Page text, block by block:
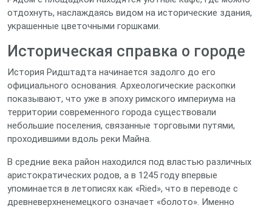
отдохнуть, наслаждаясь видом на исторические здания,
украшенные цветочными горшками.
Историческая справка о городе
История Ридштадта начинается задолго до его
официального основания. Археологические раскопки
показывают, что уже в эпоху римского империума на
территории современного города существовали
небольшие поселения, связанные торговыми путями,
проходившими вдоль реки Майна.
В средние века район находился под властью различных
аристократических родов, а в 1245 году впервые
упоминается в летописях как «Ried», что в переводе с
древневерхненемецкого означает «болото». Именно